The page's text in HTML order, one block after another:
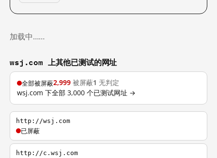
加载中……
wsj.com 上其他已测试的网址
全部被屏蔽2,999 被屏蔽1 无判定
wsj.com 下全部 3,000 个已测试网址 →
http://wsj.com
已屏蔽
http://c.wsj.com